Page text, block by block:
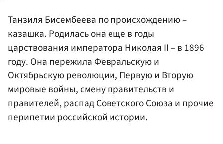
Танзиля Бисембеева по происхождению –
казашка. Родилась она еще в годы
царствования императора Николая II – в 1896
году. Она пережила Февральскую и
Октябрьскую революции, Первую и Вторую
мировые войны, смену правительств и
правителей, распад Советского Союза и прочие
перипетии российской истории.